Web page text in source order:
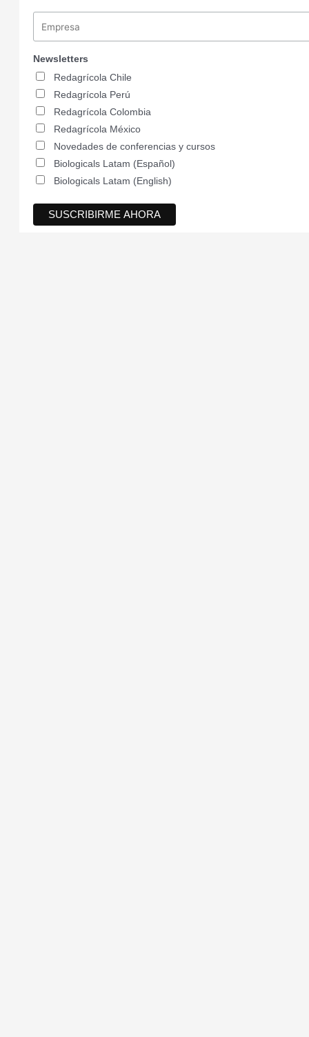
Newsletters
Redagrícola Chile
Redagrícola Perú
Redagrícola Colombia
Redagrícola México
Novedades de conferencias y cursos
Biologicals Latam (Español)
Biologicals Latam (English)